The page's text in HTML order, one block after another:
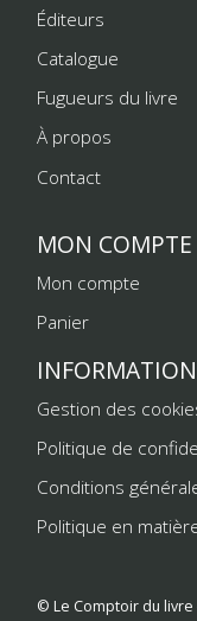
Éditeurs
Catalogue
Fugueurs du livre
À propos
Contact
MON COMPTE
Mon compte
Panier
Gestion des
Politique de
Conditions
Politique en
© Le Comptoir du livre